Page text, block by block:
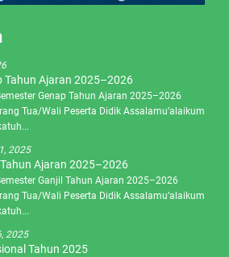
Tahun Ajaran 2025–2026
Genap Tahun Ajaran 2025–2026
Tua/Wali Peserta Didik Assalamu’alaikum
2025
Ajaran 2025–2026
Ganjil Tahun Ajaran 2025–2026
Tua/Wali Peserta Didik Assalamu’alaikum
2025
Tahun 2025